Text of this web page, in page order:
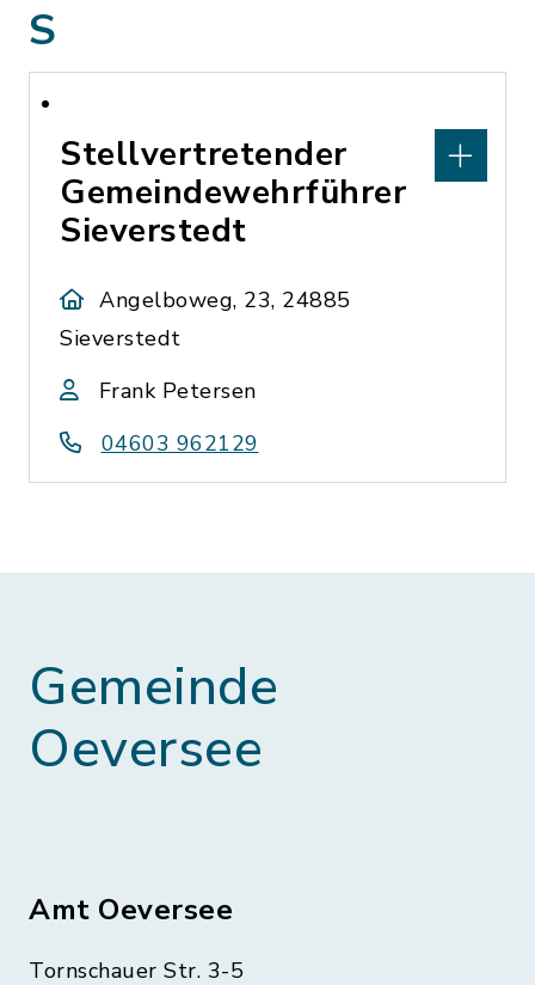
S
Stellvertretender
Gemeindewehrführer
Sieverstedt
Angelboweg, 23, 24885
Sieverstedt
Frank Petersen
04603 962129
Gemeinde
Oeversee
Amt Oeversee
Tornschauer Str. 3-5